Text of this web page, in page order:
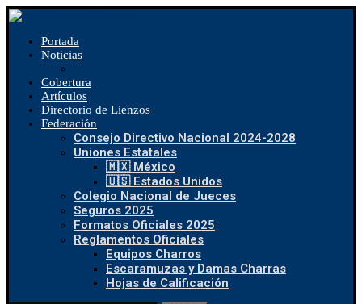
Portada
Noticias
Cobertura
Artículos
Directorio de Lienzos
Federación
Consejo Directivo Nacional 2024-2028
Uniones Estatales
🇲🇽 México
🇺🇸 Estados Unidos
Colegio Nacional de Jueces
Seguros 2025
Formatos Oficiales 2025
Reglamentos Oficiales
Equipos Charros
Escaramuzas y Damas Charras
Hojas de Calificación